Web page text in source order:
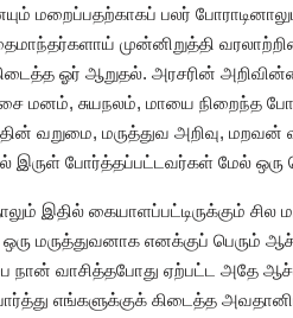
மறைப்பதற்காகப் பலர்
முன்னிறுத்தி
ஓர் ஆறுதல். அரசரின்
மனம், சுயநலம், மாயை நிறைந்த
வறுமை, மருத்துவ அறிவு,
போர்த்தப்பட்டவர்கள் மேல் ஒரு
இதில் கையாளப்பட்டிருக்கும்
ஒரு மருத்துவனாக எனக்குப்
நான் வாசித்தபோது ஏற்பட்ட அதே
எங்களுக்குக் கிடைத்த